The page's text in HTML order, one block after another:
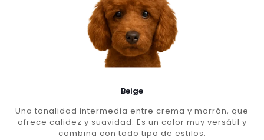
Beige
Una tonalidad intermedia entre crema y marrón, que
ofrece calidez y suavidad. Es un color muy versátil y
combina con todo tipo de estilos.